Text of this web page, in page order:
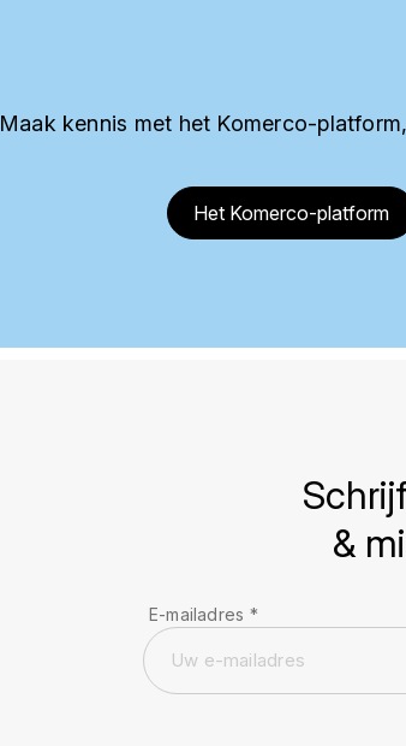
Maak kennis met het Komerco-
Het Komerco-platform
&
E-mailadres *